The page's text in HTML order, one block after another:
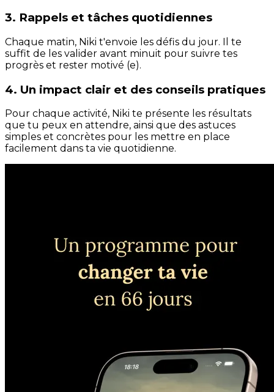
3. Rappels et tâches quotidiennes
Chaque matin, Niki t'envoie les défis du jour. Il te
suffit de les valider avant minuit pour suivre tes
progrès et rester motivé (e).
4. Un impact clair et des conseils pratiques
Pour chaque activité, Niki te présente les résultats
que tu peux en attendre, ainsi que des astuces
simples et concrètes pour les mettre en place
facilement dans ta vie quotidienne.